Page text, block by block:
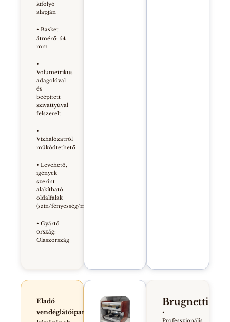
kifolyó
alapján
• Basket
átmérő: 54
mm
•
Volumetrikus
adagolóval
és
beépített
szivattyúval
felszerelt
•
Vízhálózatról
működtethető
• Levehető,
igények
szerint
alakítható
oldalfalak
(szín/fényesség/mintázat)
• Gyártó
ország:
Olaszország
Eladó
vendéglátóipari
Brugnetti
•